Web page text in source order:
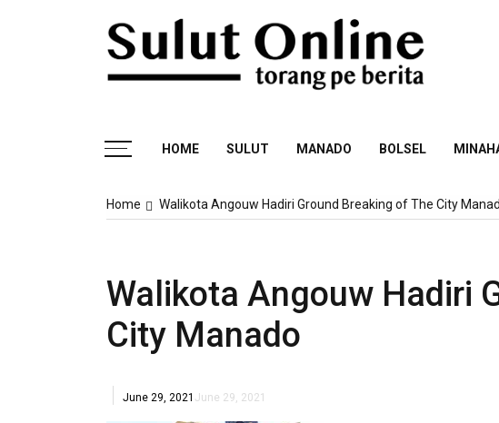
HOME SULUT MANADO BOLSEL
Home Walikota Angouw Hadiri Ground Breaking of The City
Walikota Angouw Hadiri
City Manado
June 29, 2021 June 29, 2021